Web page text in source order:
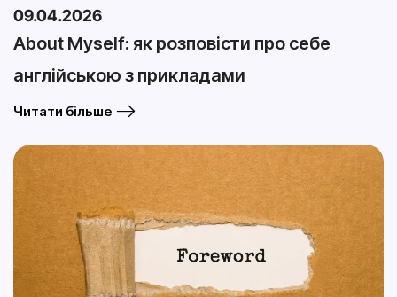
09.04.2026
About Myself: як розповісти про себе
англійською з прикладами
Читати більше